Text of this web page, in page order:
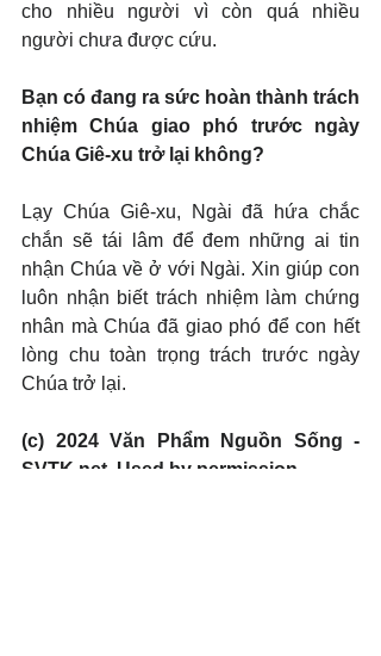
cho nhiều người vì còn quá nhiều
người chưa được cứu.
Bạn có đang ra sức hoàn thành trách
nhiệm Chúa giao phó trước ngày
Chúa Giê-xu trở lại không?
Lạy Chúa Giê-xu, Ngài đã hứa chắc
chắn sẽ tái lâm để đem những ai tin
nhận Chúa về ở với Ngài. Xin giúp con
luôn nhận biết trách nhiệm làm chứng
nhân mà Chúa đã giao phó để con hết
lòng chu toàn trọng trách trước ngày
Chúa trở lại.
(c) 2024 Văn Phẩm Nguồn Sống -
SVTK.net. Used by permission.